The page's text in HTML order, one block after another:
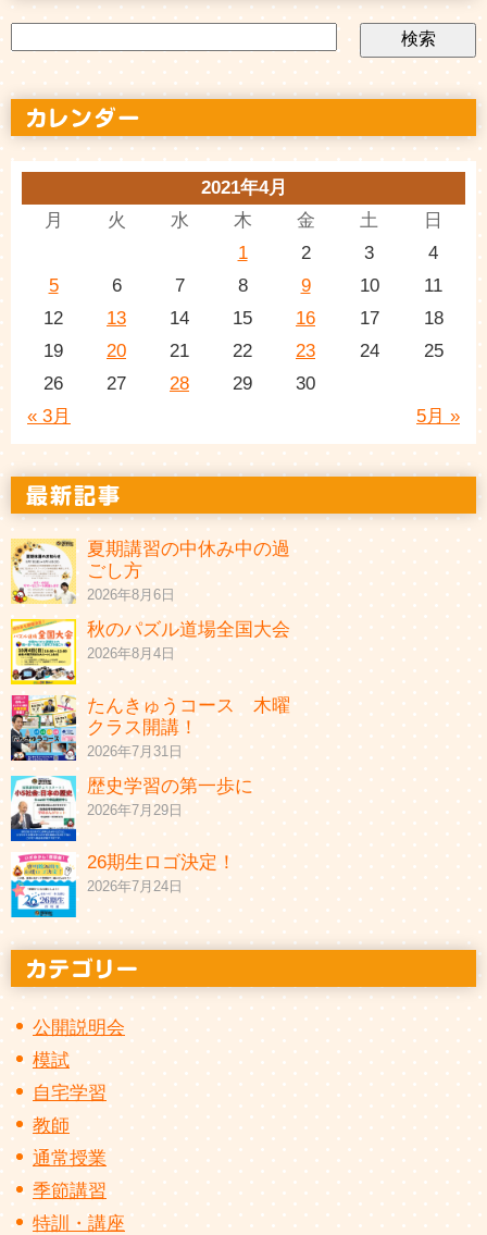
2021年4月
月
火 水 木 金 土 日
« 3月 5月 »
1 2 3
4
5
6 7 8 9 10
11
12
13 14 15 16 17
18
19
20 21 22 23 24
25
26
27 28 29 30
夏期講習の中休み中の過
ごし方
2026年8月6日
秋のパズル道場全国大会
2026年8月4日
たんきゅうコース 木曜
クラス開講！
2026年7月31日
歴史学習の第一歩に
2026年7月29日
26期生ロゴ決定！
2026年7月24日
公開説明会
模試
自宅学習
教師
通常授業
季節講習
特訓・講座